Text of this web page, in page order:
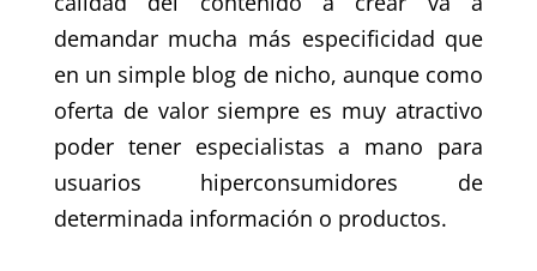
demandar mucha más especificidad que
en un simple blog de nicho, aunque como
oferta de valor siempre es muy atractivo
poder tener especialistas a mano para
usuarios hiperconsumidores de
determinada información o productos.